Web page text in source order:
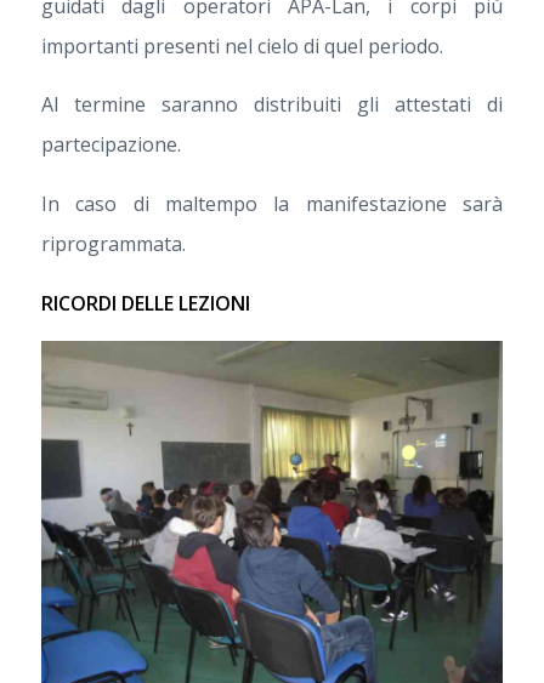
guidati dagli operatori APA-Lan, i corpi più
importanti presenti nel cielo di quel periodo.
Al termine saranno distribuiti gli attestati di
partecipazione.
In caso di maltempo la manifestazione sarà
riprogrammata.
RICORDI DELLE LEZIONI